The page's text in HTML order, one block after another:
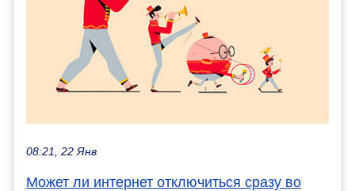
08:21, 22 Янв
Может ли интернет отключиться сразу во